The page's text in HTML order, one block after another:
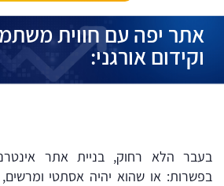
אתר יפה עם חווית
וקידום אורגני:
בעבר הלא רחוק, בניית אתר
בפשרות: או שהוא יהיה אסתטי